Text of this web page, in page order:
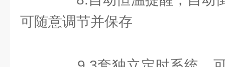
可随意调节并保存